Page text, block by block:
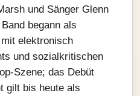
und Sänger Glenn
begann als
elektronisch
und sozialkritischen
das Debüt
gilt bis heute als